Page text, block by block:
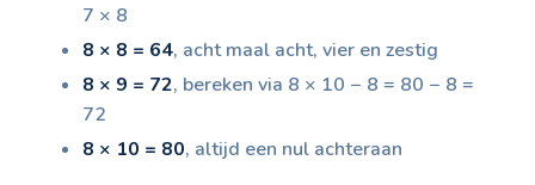
7 × 8
8 × 8 = 64, acht maal acht, vier en zestig
8 × 9 = 72, bereken via 8 × 10 − 8 = 80 − 8 =
72
8 × 10 = 80, altijd een nul achteraan